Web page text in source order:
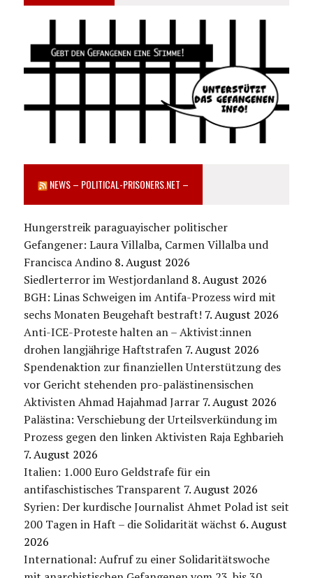
NEWS – POLITICAL-PRISONERS.NET –
Hungerstreik paraguayischer politischer
Gefangener: Laura Villalba, Carmen Villalba und
Francisca Andino 8. August 2026
Siedlerterror im Westjordanland 8. August 2026
BGH: Linas Schweigen im Antifa-Prozess wird mit
sechs Monaten Beugehaft bestraft! 7. August 2026
Anti-ICE-Proteste halten an – Aktivist:innen
drohen langjährige Haftstrafen 7. August 2026
Spendenaktion zur finanziellen Unterstützung des
vor Gericht stehenden pro-palästinensischen
Aktivisten Ahmad Hajahmad Jarrar 7. August 2026
Palästina: Verschiebung der Urteilsverkündung im
Prozess gegen den linken Aktivisten Raja Eghbarieh
7. August 2026
Italien: 1.000 Euro Geldstrafe für ein
antifaschistisches Transparent 7. August 2026
Syrien: Der kurdische Journalist Ahmet Polad ist seit
200 Tagen in Haft – die Solidarität wächst 6. August
2026
International: Aufruf zu einer Solidaritätswoche